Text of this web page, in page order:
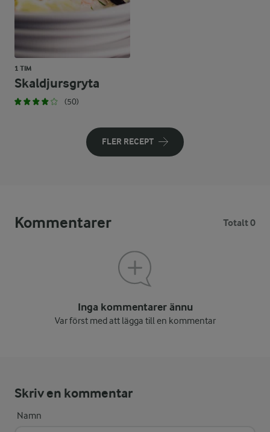
1 TIM
Skaldjursgryta
(50)
FLER RECEPT
Kommentarer Totalt 0
Inga kommentarer ännu
Var först med att lägga till en kommentar
Skriv en kommentar
Namn